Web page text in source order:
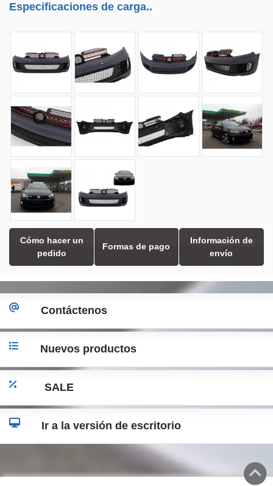
Especificaciones de carga..
Cómo hacer un
pedido
Formas de pago
Información de
envío
Contáctenos
Nuevos productos
SALE
Ir a la versión de escritorio